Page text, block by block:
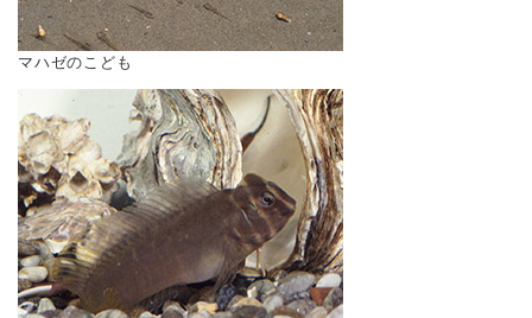
マハゼのこども